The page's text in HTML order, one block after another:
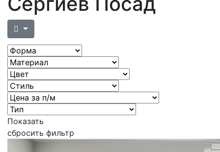
Показать
сбросить фильтр